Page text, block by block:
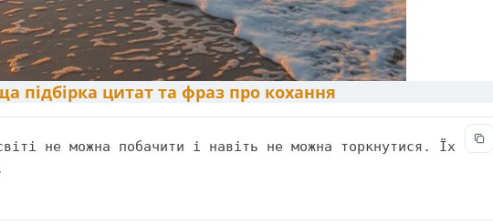
підбірка цитат та фраз про кохання
не можна побачити і навіть не можна торкнутися. Їх